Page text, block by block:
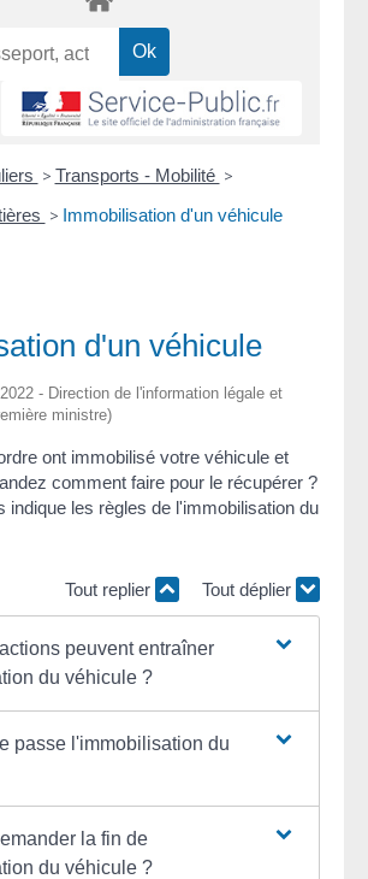
> Transports - Mobilité >
> Immobilisation d'un véhicule
d'un véhicule
- Direction de l'information légale et
ministre)
ont immobilisé votre véhicule et
comment faire pour le récupérer ?
indique les règles de l'immobilisation du
Tout replier Tout déplier
peuvent entraîner
du véhicule ?
passe l'immobilisation du
la fin de
du véhicule ?